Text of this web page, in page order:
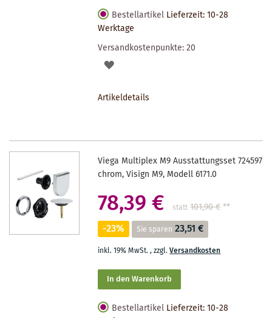
Bestellartikel Lieferzeit: 10-28
Werktage
Versandkostenpunkte:20
AUF
Artikeldetails
Viega Multiplex M9 Ausstattungsset 724597
chrom, Visign M9, Modell 6171.0
78,39 € statt 101,90 €**
-23% Sie sparen 23,51 €
inkl. 19% MwSt.,zzgl.Versandkosten
In den Warenkorb
Bestellartikel Lieferzeit: 10-28